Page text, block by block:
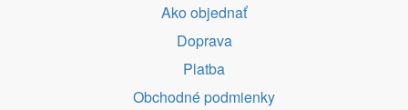
Ako objednať
Doprava
Platba
Obchodné podmienky